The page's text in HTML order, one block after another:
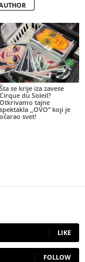
Šta se krije iza zavese
Cirque du Soleil?
Otkrivamo tajne
spektakla ,,OVO” koji je
očarao svet!
LIKE
FOLLOW